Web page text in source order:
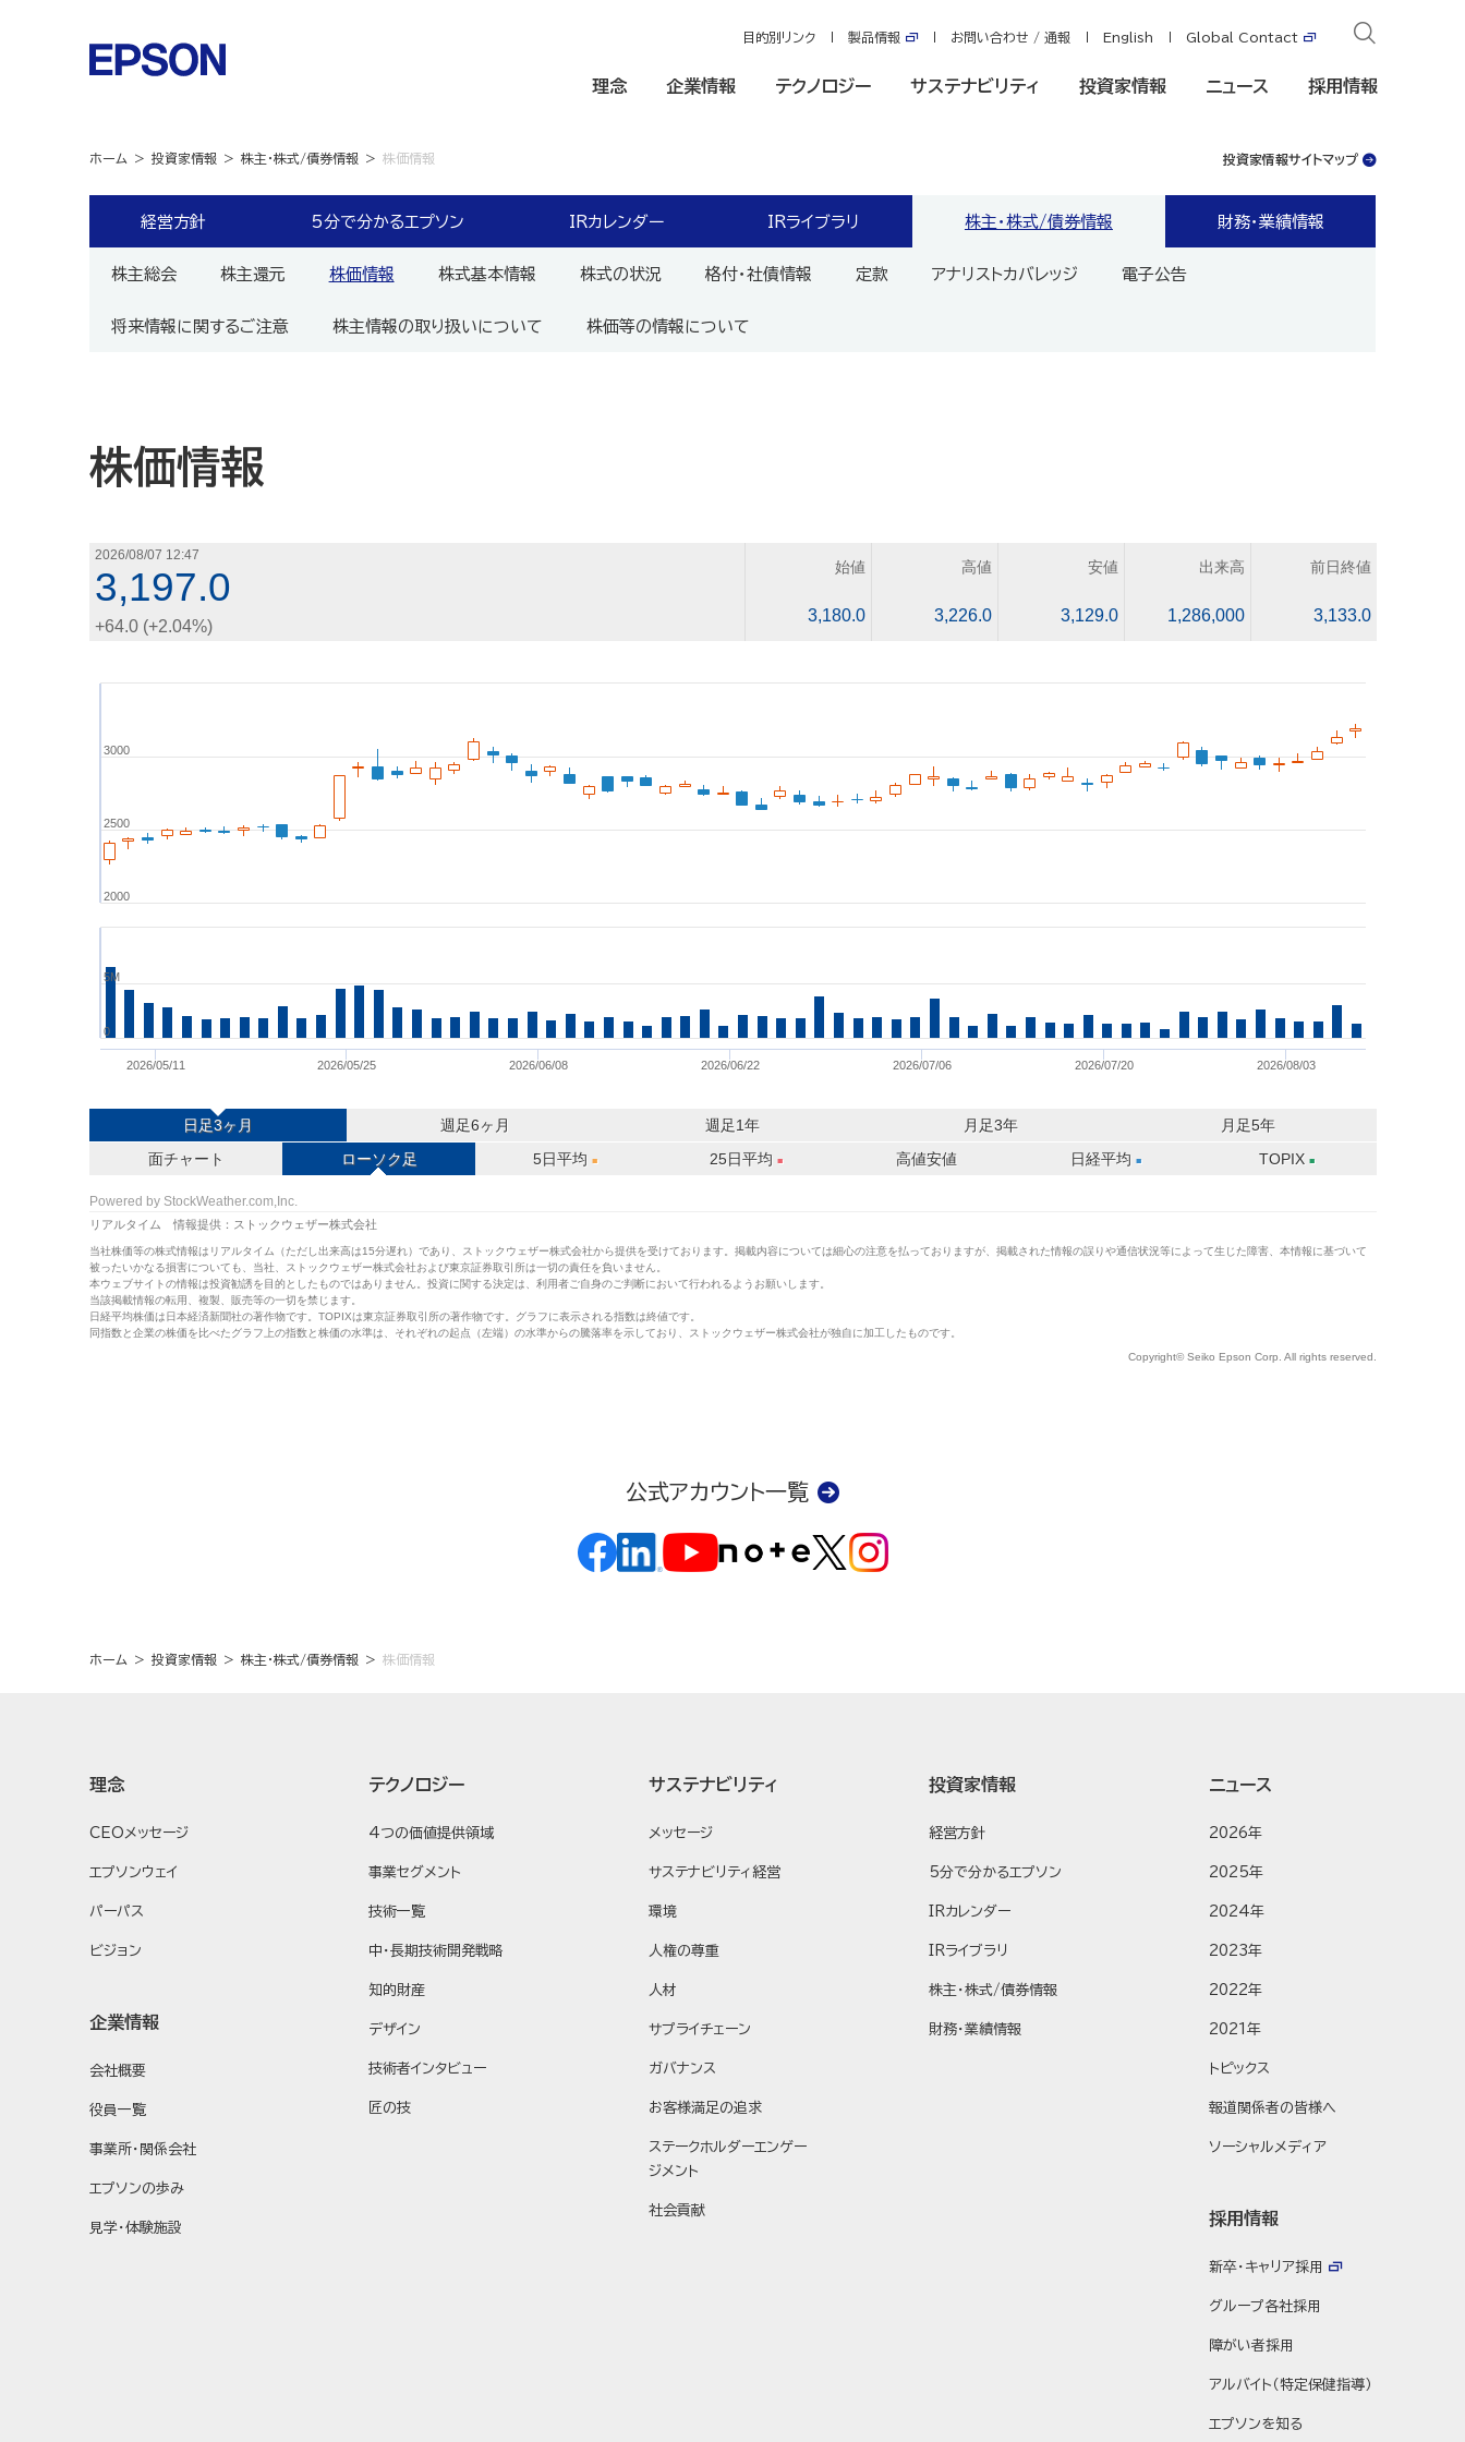
目的別リンク 製品情報 お問い合わせ / 通報 English Global Contact
理念 企業情報 テクノロジー サステナビリティ 投資家情報 ニュース 採用情報
投資家情報サイトマップ
ホーム 投資家情報 株主・株式/債券情報 株価情報
経営方針 5分で分かるエプソン IRカレンダー IRライブラリ 株主・株式/債券情報
株主総会 株主還元 株価情報 株式基本情報 株式の状況 格付・社債情報 定款 アナリストカバレッジ 電子公告
将来情報に関するご注意 株主情報の取り扱いについて 株価等の情報について
財務・業績情報
株価情報
公式アカウント一覧
ホーム 投資家情報 株主・株式/債券情報 株価情報
理念
CEOメッセージ
エプソンウェイ
パーパス
ビジョン
企業情報
会社概要
役員一覧
事業所・関係会社
エプソンの歩み
見学・体験施設
テクノロジー
4つの価値提供領域
事業セグメント
技術一覧
中・長期技術開発戦略
知的財産
デザイン
技術者インタビュー
匠の技
サステナビリティ
メッセージ
サステナビリティ経営
環境
人権の尊重
人材
サプライチェーン
ガバナンス
お客様満足の追求
ステークホルダーエンゲー
ジメント
社会貢献
投資家情報
経営方針
5分で分かるエプソン
IRカレンダー
IRライブラリ
株主・株式/債券情報
財務・業績情報
ニュース
2026年
2025年
2024年
2023年
2022年
2021年
トピックス
報道関係者の皆様へ
ソーシャルメディア
採用情報
新卒・キャリア採用
グループ各社採用
障がい者採用
アルバイト（特定保健指導）
エプソンを知る